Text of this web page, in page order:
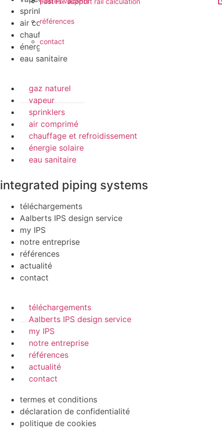
références
contact
sprinklers
air comprimé
chauffage et refroidissement
énergie solaire
eau sanitaire
gaz naturel
vapeur
sprinklers
air comprimé
chauffage et refroidissement
énergie solaire
eau sanitaire
integrated piping systems
téléchargements
Aalberts IPS design service
my IPS
notre entreprise
références
actualité
contact
téléchargements
Aalberts IPS design service
my IPS
notre entreprise
références
actualité
contact
termes et conditions
déclaration de confidentialité
politique de cookies